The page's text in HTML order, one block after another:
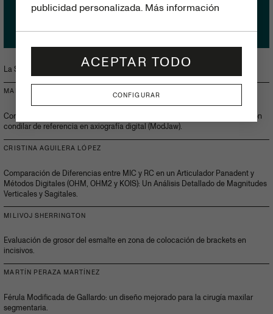
La SEdO crece… y más que nunca.
MANUEL ROMÁN JIMÉNEZ
Correlacionar posición condilar óptima registrada en un cbct con la posición
condilar de referencia en axiografía digital (ModJaw).
CRISTINA AGUILERA LÓPEZ
Comparación de Diferencias entre MIC y RC en un Articulador Panadent y
Métodos Digitales (OHM, OHM2 y KOIS): Un Análisis Detallado de Magnitudes
Verticales y Sagitales.
MILIVOJ SHERRINGTON
Evaluación de grosor del esmalte en zona de colocación de brackets en
incisivos.
MARTÍN PERAZA MARTÍNEZ
Férula Modificada de Gallardo: un diseño mejorado para la cirugía maxilar
segmentaria.
publicidad personalizada. Más información
ACEPTAR TODO
CONFIGURAR